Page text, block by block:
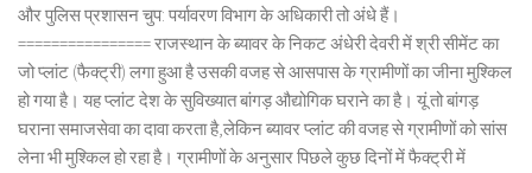
और पुलिस प्रशासन चुप: पर्यावरण विभाग के अधिकारी तो अंधे हैं।
================ राजस्थान के ब्यावर के निकट अंधेरी देवरी में श्री सीमेंट का
जो प्लांट (फैक्ट्री) लगा हुआ है उसकी वजह से आसपास के ग्रामीणों का जीना मुश्किल
हो गया है। यह प्लांट देश के सुविख्यात बांगड़ औद्योगिक घराने का है। यूं तो बांगड़
घराना समाजसेवा का दावा करता है,लेकिन ब्यावर प्लांट की वजह से ग्रामीणों को सांस
लेना भी मुश्किल हो रहा है। ग्रामीणों के अनुसार पिछले कुछ दिनों में फैक्ट्री में